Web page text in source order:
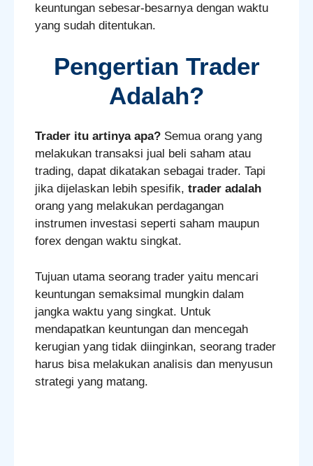
keuntungan sebesar-besarnya dengan waktu
yang sudah ditentukan.
Pengertian Trader
Adalah?
Trader itu artinya apa? Semua orang yang
melakukan transaksi jual beli saham atau
trading, dapat dikatakan sebagai trader. Tapi
jika dijelaskan lebih spesifik, trader adalah
orang yang melakukan perdagangan
instrumen investasi seperti saham maupun
forex dengan waktu singkat.
Tujuan utama seorang trader yaitu mencari
keuntungan semaksimal mungkin dalam
jangka waktu yang singkat. Untuk
mendapatkan keuntungan dan mencegah
kerugian yang tidak diinginkan, seorang trader
harus bisa melakukan analisis dan menyusun
strategi yang matang.